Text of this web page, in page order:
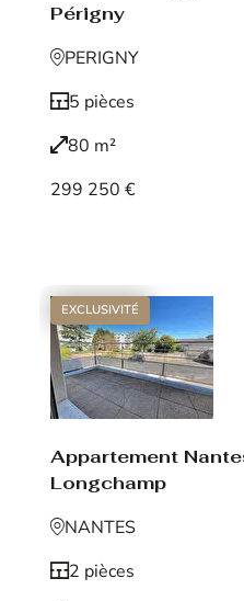
Périgny
PERIGNY
5 pièces
80 m²
299 250 €
EXCLUSIVITÉ
Appartement
Longchamp
NANTES
2 pièces